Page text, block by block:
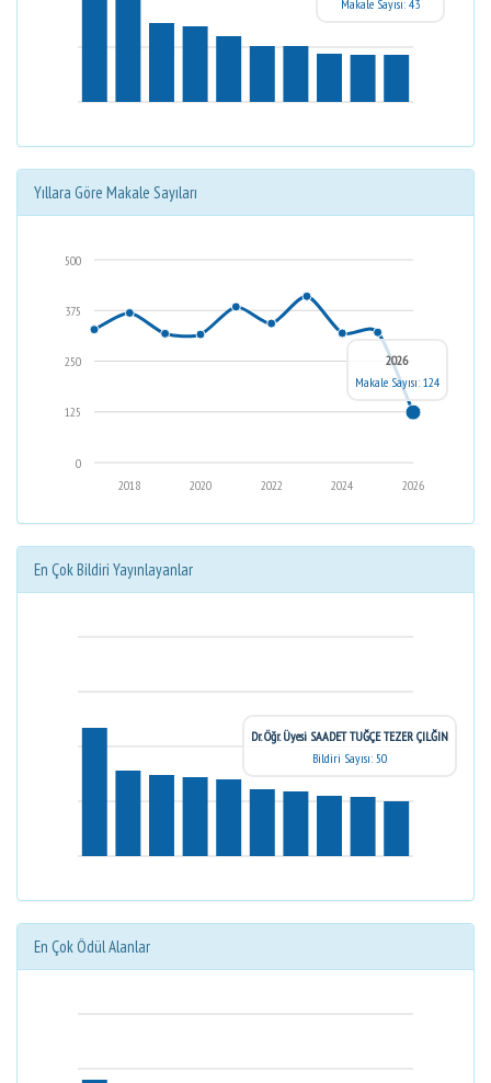
Makale Sayısı: 43
Yıllara Göre Makale Sayıları
0
125
250
375
500
2026
2024
2022
2020
2018
2026
Makale Sayısı: 124
En Çok Bildiri Yayınlayanlar
Dr. Öğr. Üyesi SAADET TUĞÇE TEZER ÇILĞIN
Bildiri Sayısı: 50
En Çok Ödül Alanlar